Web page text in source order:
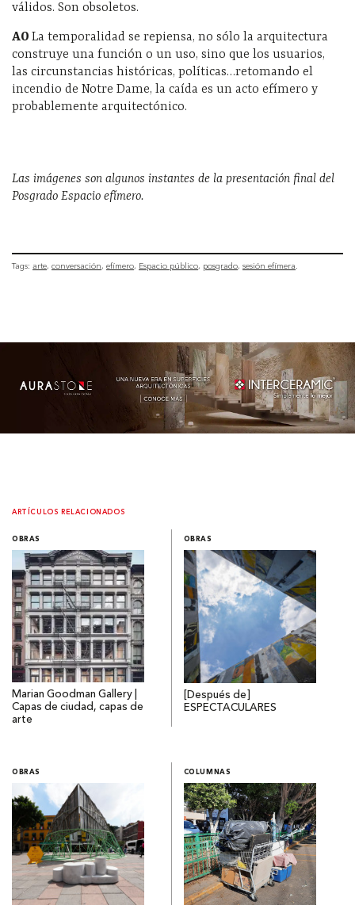
válidos. Son obsoletos.
AO La temporalidad se repiensa, no sólo la arquitectura
construye una función o un uso, sino que los usuarios,
las circunstancias históricas, políticas…retomando el
incendio de Notre Dame, la caída es un acto efímero y
probablemente arquitectónico.
Las imágenes son algunos instantes de la presentación final del
Posgrado Espacio efímero.
Tags: arte conversación efímero Espacio público posgrado sesión efímera
ARTÍCULOS RELACIONADOS
OBRAS
Marian Goodman Gallery |
Capas de ciudad, capas de
arte
OBRAS
[Después de]
ESPECTACULARES
OBRAS COLUMNAS